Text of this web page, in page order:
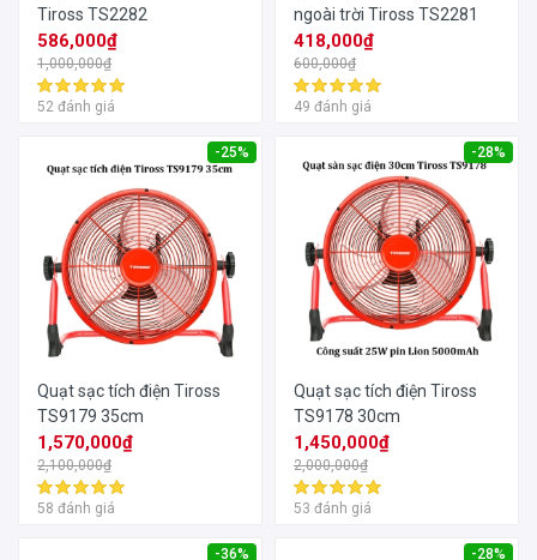
Tiross TS2282
586,000₫
1,000,000₫
52 đánh giá
ngoài trời Tiross TS2281
418,000₫
600,000₫
49 đánh giá
-25%
Quạt sạc tích điện Tiross
TS9179 35cm
1,570,000₫
2,100,000₫
58 đánh giá
-28%
Quạt sạc tích điện Tiross
TS9178 30cm
1,450,000₫
2,000,000₫
53 đánh giá
-36% -28%